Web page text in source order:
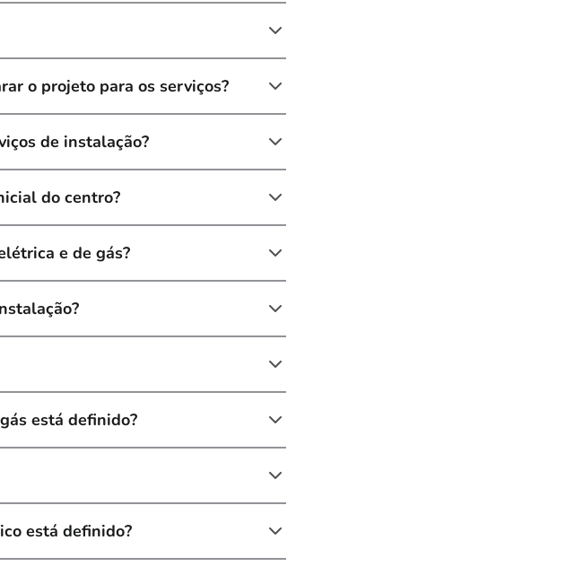
o projeto para os serviços?
de instalação?
do centro?
e de gás?
está definido?
está definido?